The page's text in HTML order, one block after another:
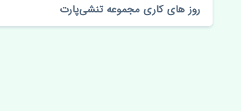
روز های کاری مجموعه تنشی‌پارت